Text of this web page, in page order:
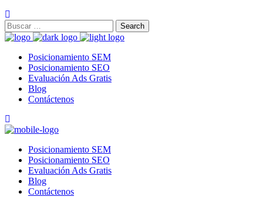
Posicionamiento SEM
Posicionamiento SEO
Evaluación Ads Gratis
Blog
Contáctenos
Posicionamiento SEM
Posicionamiento SEO
Evaluación Ads Gratis
Blog
Contáctenos